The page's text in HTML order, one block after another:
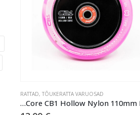
RATTAD, TÕUKERATTA VARUOSAD